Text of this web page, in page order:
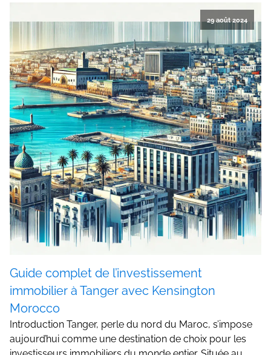
29 août 2024
Guide complet de l’investissement
immobilier à Tanger avec Kensington
Morocco
Introduction Tanger, perle du nord du Maroc, s’impose
aujourd’hui comme une destination de choix pour les